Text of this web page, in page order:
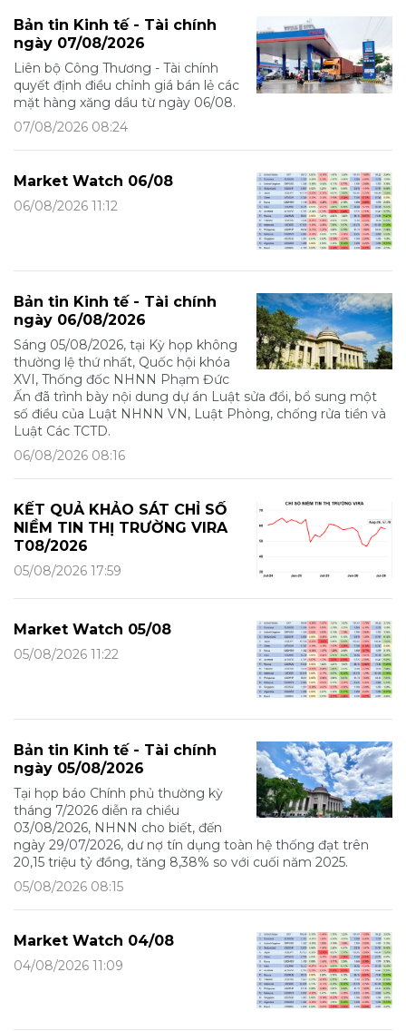
Bản tin Kinh tế - Tài chính
ngày 07/08/2026
Liên bộ Công Thương - Tài chính
quyết định điều chỉnh giá bán lẻ các
mặt hàng xăng dầu từ ngày 06/08.
07/08/2026 08:24
Market Watch 06/08
06/08/2026 11:12
Bản tin Kinh tế - Tài chính
ngày 06/08/2026
Sáng 05/08/2026, tại Kỳ họp không
thường lệ thứ nhất, Quốc hội khóa
XVI, Thống đốc NHNN Phạm Đức
Ấn đã trình bày nội dung dự án Luật sửa đổi, bổ sung một
số điều của Luật NHNN VN, Luật Phòng, chống rửa tiền và
Luật Các TCTD.
06/08/2026 08:16
KẾT QUẢ KHẢO SÁT CHỈ SỐ
NIỀM TIN THỊ TRƯỜNG VIRA
T08/2026
05/08/2026 17:59
Market Watch 05/08
05/08/2026 11:22
Bản tin Kinh tế - Tài chính
ngày 05/08/2026
Tại họp báo Chính phủ thường kỳ
tháng 7/2026 diễn ra chiều
03/08/2026, NHNN cho biết, đến
ngày 29/07/2026, dư nợ tín dụng toàn hệ thống đạt trên
20,15 triệu tỷ đồng, tăng 8,38% so với cuối năm 2025.
05/08/2026 08:15
Market Watch 04/08
04/08/2026 11:09